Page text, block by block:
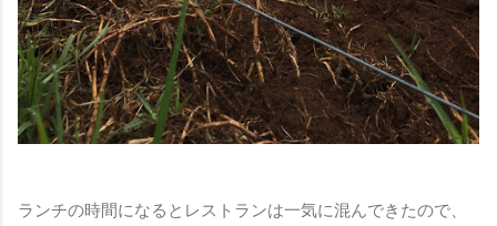
ランチの時間になるとレストランは一気に混んできたので、